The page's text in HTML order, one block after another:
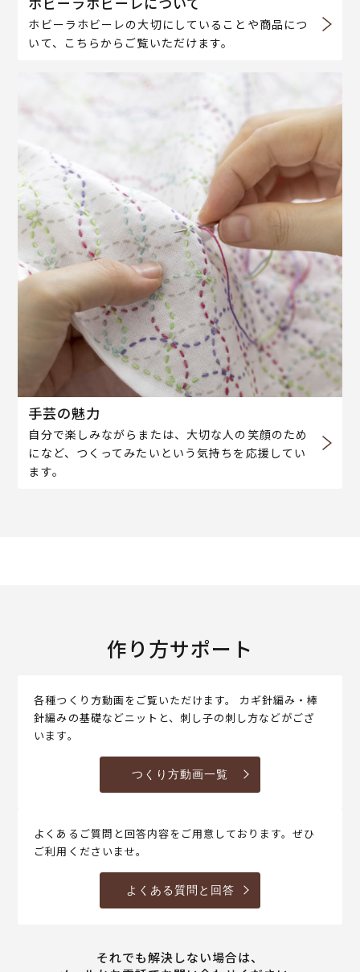
ホビーラホビーレの大切にしていることや商品につ
いて、こちらからご覧いただけます。
手芸の魅力
自分で楽しみながらまたは、大切な人の笑顔のため
になど、つくってみたいという気持ちを応援してい
ます。
作り方サポート
各種つくり方動画をご覧いただけます。 カギ針編み・棒
針編みの基礎などニットと、刺し子の刺し方などがござ
います。
つくり方動画一覧
よくあるご質問と回答内容をご用意しております。ぜひ
ご利用くださいませ。
よくある質問と回答
それでも解決しない場合は、